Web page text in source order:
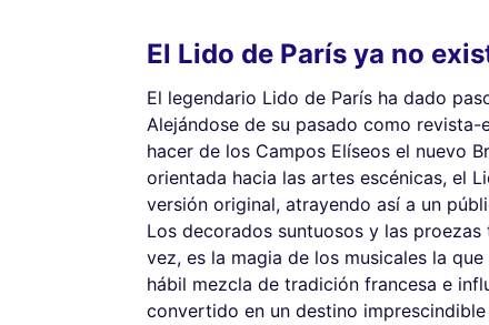
El Lido de París ya no
El legendario Lido de París ha dado
Alejándose de su pasado como
hacer de los Campos Elíseos el nuevo
orientada hacia las artes escénicas, el
versión original, atrayendo así a un
Los decorados suntuosos y las
vez, es la magia de los musicales la
hábil mezcla de tradición francesa e
convertido en un destino